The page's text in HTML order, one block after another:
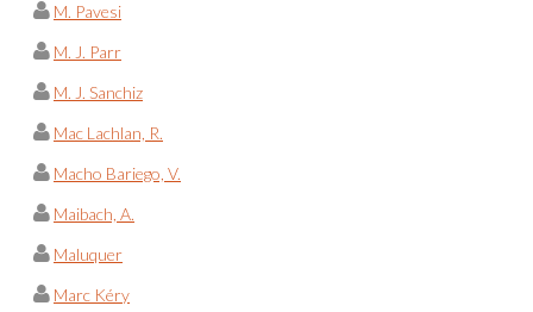
M. Pavesi
M. J. Parr
M. J. Sanchiz
Mac Lachlan, R.
Macho Bariego, V.
Maibach, A.
Maluquer
Marc Kéry